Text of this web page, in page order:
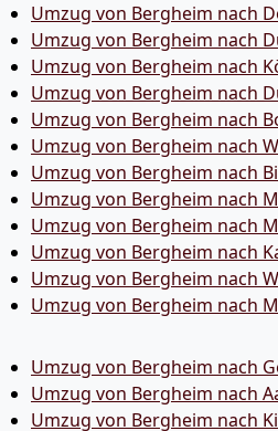
Umzug von Bergheim nach
Umzug von Bergheim nach
Umzug von Bergheim nach
Umzug von Bergheim nach
Umzug von Bergheim nach
Umzug von Bergheim nach
Umzug von Bergheim nach
Umzug von Bergheim nach
Umzug von Bergheim nach
Umzug von Bergheim nach
Umzug von Bergheim nach
Umzug von Bergheim nach
Umzug von Bergheim nach
Umzug von Bergheim nach
Umzug von Bergheim nach